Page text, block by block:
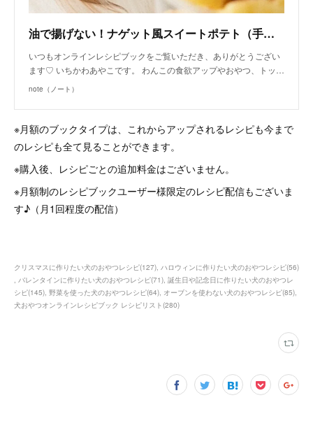
油で揚げない！ナゲット風スイートポテト（手作り犬おやつレシピ）｜いちかわあやこ（犬ごはん先生）｜note
いつもオンラインレシピブックをご覧いただき、ありがとうござい
ます♡ いちかわあやこです。 わんこの食欲アップやおやつ、トッ…
note（ノート）
※月額のブックタイプは、これからアップされるレシピも今まで
のレシピも全て見ることができます。
※購入後、レシピごとの追加料金はございません。
※月額制のレシピブックユーザー様限定のレシピ配信もございま
す♪（月1回程度の配信）
クリスマスに作りたい犬のおやつレシピ(127) ハロウィンに作りたい犬のおやつレシピ(56)
バレンタインに作りたい犬のおやつレシピ(71) 誕生日や記念日に作りたい犬のおやつレ
シピ(145) 野菜を使った犬のおやつレシピ(64) オーブンを使わない犬のおやつレシピ(85)
犬おやつオンラインレシピブック レシピリスト(280)